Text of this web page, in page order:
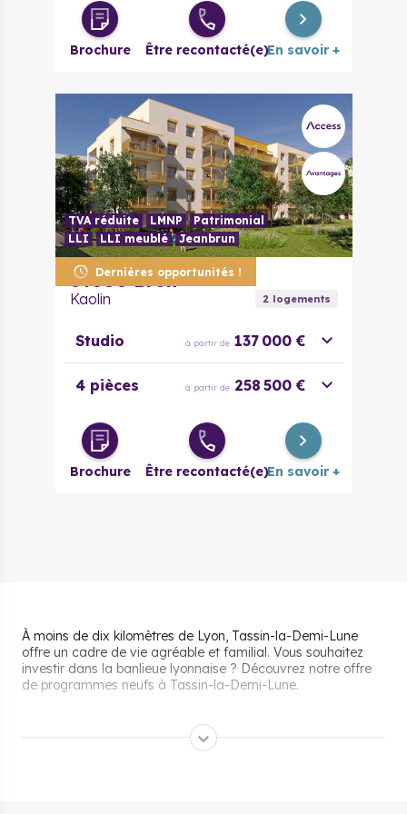
Brochure Être recontacté(e)En savoir +
Dernières opportunités !
TVA réduite LMNP
Patrimonial
LLI
LLI meublé Jeanbrun
69500 Bron
Kaolin 2logements
Studio à partir de 137 000 €
4 pièces à partir de 258 500 €
Brochure Être recontacté(e)En savoir +
À moins de dix kilomètres de Lyon, Tassin-la-Demi-Lune
offre un cadre de vie agréable et familial. Vous souhaitez
investir dans la banlieue lyonnaise ? Découvrez notre offre
de programmes neufs à Tassin-la-Demi-Lune.
Pourquoi s’installer et vivre